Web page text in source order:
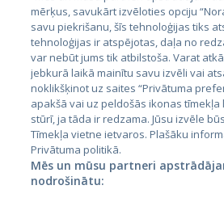
Latvija
Lietuva
City24.lv
mērķus, savukārt izvēloties opciju
savu piekrišanu, šīs tehnoloģijas tiks
tehnoloģijas ir atspējotas, daļa no
var nebūt jums tik atbilstoša. Varat
jebkurā laikā mainītu savu izvēli vai
noklikšķinot uz saites “Privātuma
apakšā vai uz peldošās ikonas
stūrī, ja tāda ir redzama. Jūsu izvēle
Tīmekļa vietne ietvaros. Plašāku
Privātuma politikā.
Mēs un mūsu partneri
nodrošinātu: